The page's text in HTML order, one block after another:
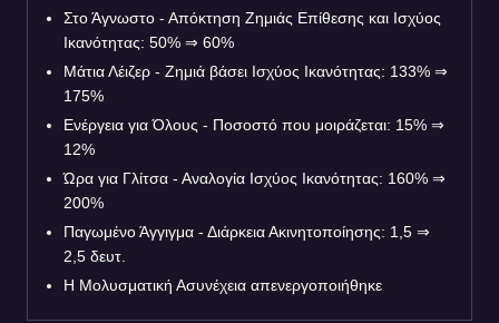
Στο Άγνωστο - Απόκτηση Ζημιάς Επίθεσης και Ισχύος
Ικανότητας: 50% ⇒ 60%
Μάτια Λέιζερ - Ζημιά βάσει Ισχύος Ικανότητας: 133% ⇒
175%
Ενέργεια για Όλους - Ποσοστό που μοιράζεται: 15% ⇒
12%
Ώρα για Γλίτσα - Αναλογία Ισχύος Ικανότητας: 160% ⇒
200%
Παγωμένο Άγγιγμα - Διάρκεια Ακινητοποίησης: 1,5 ⇒
2,5 δευτ.
Η Μολυσματική Ασυνέχεια απενεργοποιήθηκε